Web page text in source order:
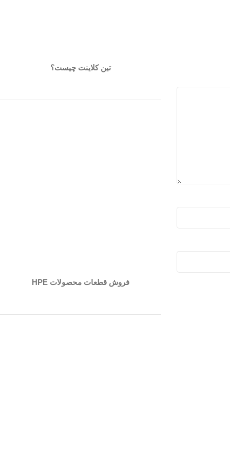
تین کلاینت چیست؟
فروش قطعات محصولات HPE